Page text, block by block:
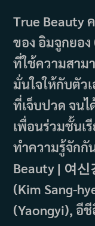
True Beauty
ของ อิมจูกยอ
ที่ใช้ความสาม
มั่นใจให้กับตัว
ที่เจ็บปวด จนไ
เพื่อนร่วมชั้นเ
ทำความรู้จักกั
Beauty | 여
(Kim Sang-
(Yaongyi), อี